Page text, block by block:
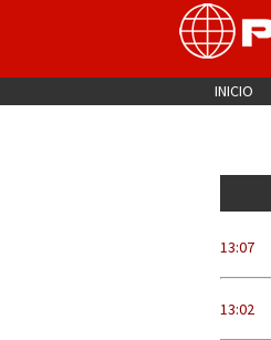
INICIO
13:07
13:02